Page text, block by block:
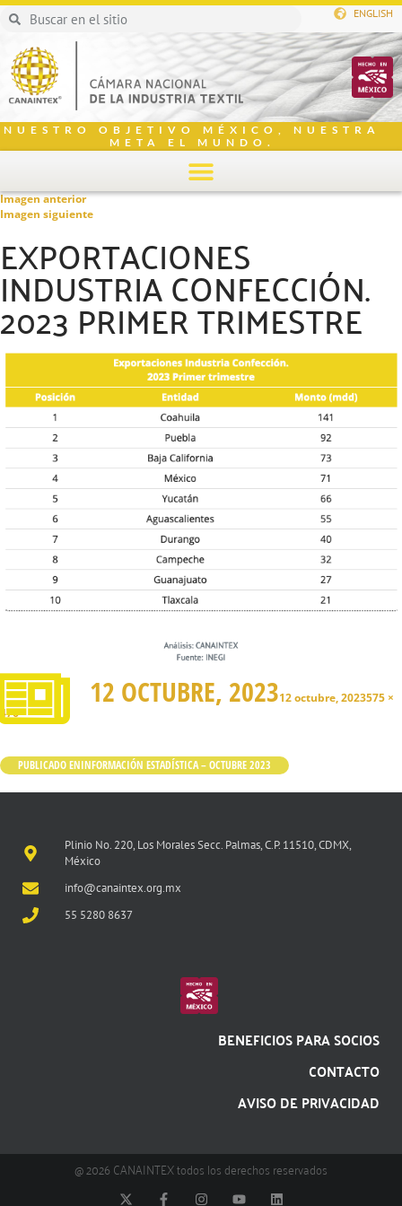
ENGLISH
NUESTRO OBJETIVO MÉXICO, NUESTRA
META EL MUNDO.
Imagen anterior
Imagen siguiente
EXPORTACIONES
INDUSTRIA CONFECCIÓN.
2023 PRIMER TRIMESTRE
12 OCTUBRE, 202312 octubre, 2023575 ×
476
PUBLICADO ENINFORMACIÓN ESTADÍSTICA – OCTUBRE 2023
Plinio No. 220, Los Morales Secc. Palmas, C.P. 11510, CDMX,
México
info@canaintex.org.mx
55 5280 8637
BENEFICIOS PARA SOCIOS
CONTACTO
AVISO DE PRIVACIDAD
@ 2026 CANAINTEX todos los derechos reservados